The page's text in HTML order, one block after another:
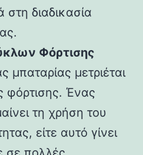
διαδικασία
Φόρτισης
μπαταρίας μετριέται
φόρτισης. Ένας
τη χρήση του
είτε αυτό γίνει